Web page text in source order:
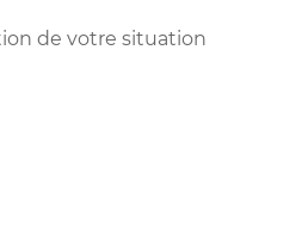
de votre situation